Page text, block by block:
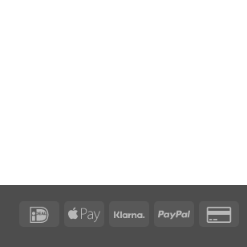
IDeal
Apple
Klarna PayPal